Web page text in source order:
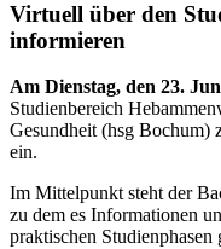
Virtuell über den
informieren
Am Dienstag, den 23.
Studienbereich
Gesundheit (hsg Bochum)
ein.
Im Mittelpunkt steht der
zu dem es Informationen
praktischen Studienphasen